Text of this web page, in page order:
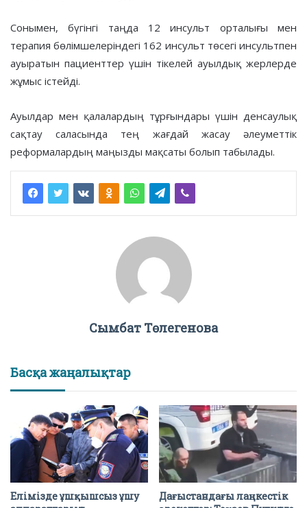
Сонымен, бүгінгі таңда 12 инсульт орталығы мен
терапия бөлімшелеріндегі 162 инсульт төсегі инсультпен
ауыратын пациенттер үшін тікелей ауылдық жерлерде
жұмыс істейді.
Ауылдар мен қалалардың тұрғындары үшін денсаулық
сақтау саласында тең жағдай жасау әлеуметтік
реформалардың маңызды мақсаты болып табылады.
Сымбат Төлегенова
Басқа жаңалықтар
Елімізде ұшқышсыз ұшу
Дағыстандағы лаңкестік